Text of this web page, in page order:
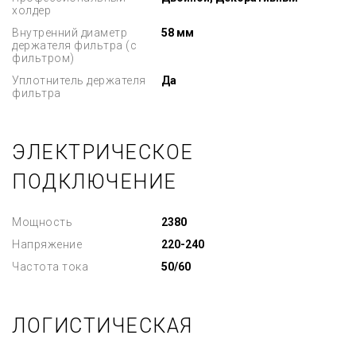
холдер
Внутренний диаметр
держателя фильтра (с
фильтром)
58 мм
Уплотнитель держателя
фильтра
Да
ЭЛЕКТРИЧЕСКОЕ
ПОДКЛЮЧЕНИЕ
Мощность
2380
Напряжение
220-240
Частота тока
50/60
ЛОГИСТИЧЕСКАЯ